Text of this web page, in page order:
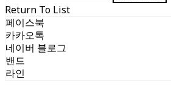
Return To List
페이스북
카카오톡
네이버 블로그
밴드
라인